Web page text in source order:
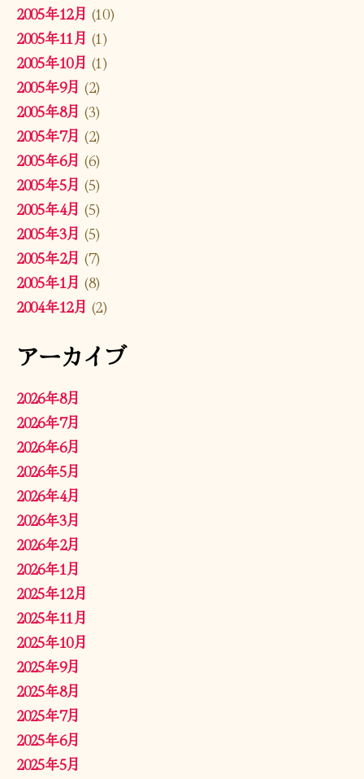
2005年12月 (10)
2005年11月 (1)
2005年10月 (1)
2005年9月 (2)
2005年8月 (3)
2005年7月 (2)
2005年6月 (6)
2005年5月 (5)
2005年4月 (5)
2005年3月 (5)
2005年2月 (7)
2005年1月 (8)
2004年12月 (2)
アーカイブ
2026年8月
2026年7月
2026年6月
2026年5月
2026年4月
2026年3月
2026年2月
2026年1月
2025年12月
2025年11月
2025年10月
2025年9月
2025年8月
2025年7月
2025年6月
2025年5月